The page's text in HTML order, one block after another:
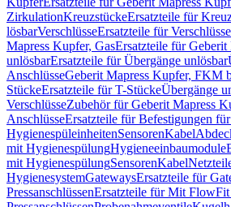
ZirkulationKreuzstückeErsatzteile für
lösbarVerschlüsseErsatzteile für Verschlüsse
Mapress Kupfer, GasErsatzteile für
unlösbarErsatzteile für Übergänge unlösbar
AnschlüsseGeberit Mapress Kupfer, FKM
StückeErsatzteile für T-StückeÜbergänge
VerschlüsseZubehör für Geberit Mapress
AnschlüsseErsatzteile für Befestigungen
HygienespüleinheitenSensorenKabel
mit HygienespülungHygieneeinbaumodule
mit HygienespülungSensorenKabel
HygienesystemGatewaysErsatzteile für
PressanschlüssenErsatzteile für Mit FlowFit